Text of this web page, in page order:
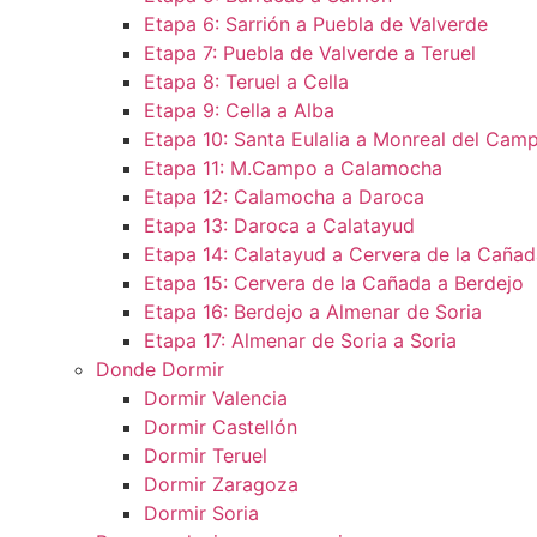
Etapa 6: Sarrión a Puebla de Valverde
Etapa 7: Puebla de Valverde a Teruel
Etapa 8: Teruel a Cella
Etapa 9: Cella a Alba
Etapa 10: Santa Eulalia a Monreal del
Etapa 11: M.Campo a Calamocha​
Etapa 12: Calamocha a Daroca ​
Etapa 13: Daroca a Calatayud
Etapa 14: Calatayud a Cervera de la
Etapa 15: Cervera de la Cañada a Berdejo
Etapa 16: Berdejo a Almenar de Soria
Etapa 17: Almenar de Soria a Soria ​
Donde Dormir
Dormir Valencia
Dormir Castellón
Dormir Teruel
Dormir Zaragoza
Dormir Soria